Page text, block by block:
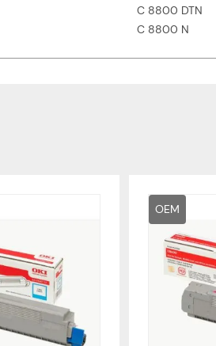
C 8800 DTN
C 8800 N
OEM